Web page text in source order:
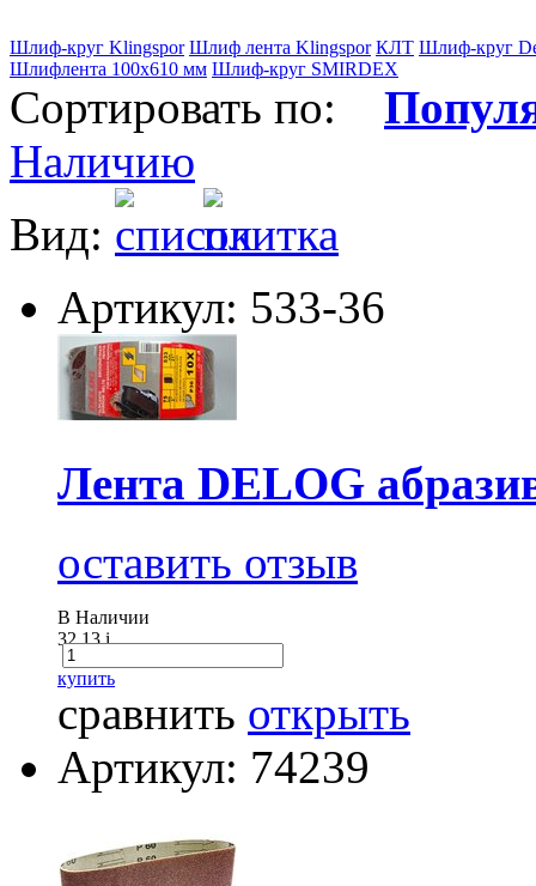
Шлиф-круг Klingspor Шлиф лента Klingspor КЛТ Шлиф-круг
Шлифлента 100х610 мм Шлиф-круг SMIRDEX
Сортировать по:
Наличию
Вид:
Артикул: 533-36
Лента DELOG
оставить отзыв
В Наличии
32.13i
купить
сравнить открыть
Артикул: 74239